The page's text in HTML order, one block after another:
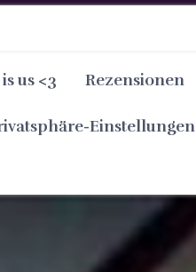
us <3 Rezensionen
Einstellungen